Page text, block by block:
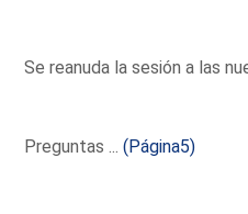
Se reanuda la sesión a las
Preguntas ...(Página5)